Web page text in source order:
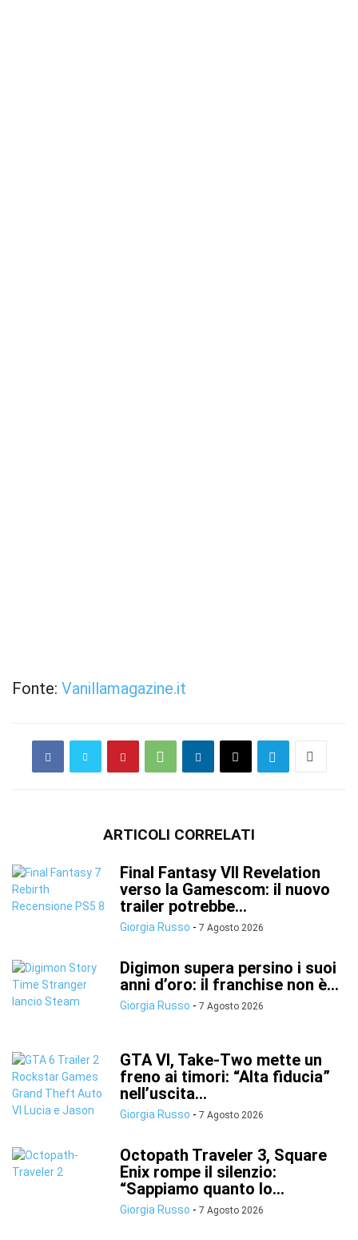
Fonte: Vanillamagazine.it
ARTICOLI CORRELATI
Final Fantasy VII Revelation
verso la Gamescom: il nuovo
trailer potrebbe...
Giorgia Russo - 7 Agosto 2026
Digimon supera persino i suoi
anni d’oro: il franchise non è...
Giorgia Russo - 7 Agosto 2026
GTA VI, Take-Two mette un
freno ai timori: “Alta fiducia”
nell’uscita...
Giorgia Russo - 7 Agosto 2026
Octopath Traveler 3, Square
Enix rompe il silenzio:
“Sappiamo quanto lo...
Giorgia Russo - 7 Agosto 2026